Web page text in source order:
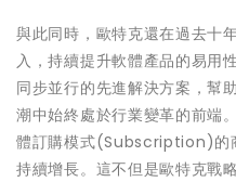
與此同時，歐特克還在過去十
入，持續提升軟體產品的易用
同步並行的先進解決方案，幫
潮中始終處於行業變革的前端
體訂購模式(Subscription)的
持續增長。這不但是歐特克戰